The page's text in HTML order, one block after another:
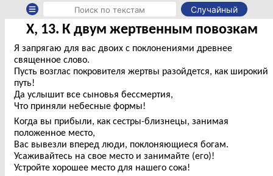
Случайный
X, 13. К двум жертвенным повозкам
Я запрягаю для вас двоих с поклонениями древнее
священное слово.
Пусть возглас покровителя жертвы разойдется, как широкий
путь!
Да услышит все сыновья бессмертия,
Что приняли небесные формы!
Когда вы прибыли, как сестры-близнецы, занимая
положенное место,
Вас вывезли вперед люди, поклоняющиеся богам.
Усаживайтесь на свое место и занимайте (его)!
Устройте хорошее место для нашего сока!